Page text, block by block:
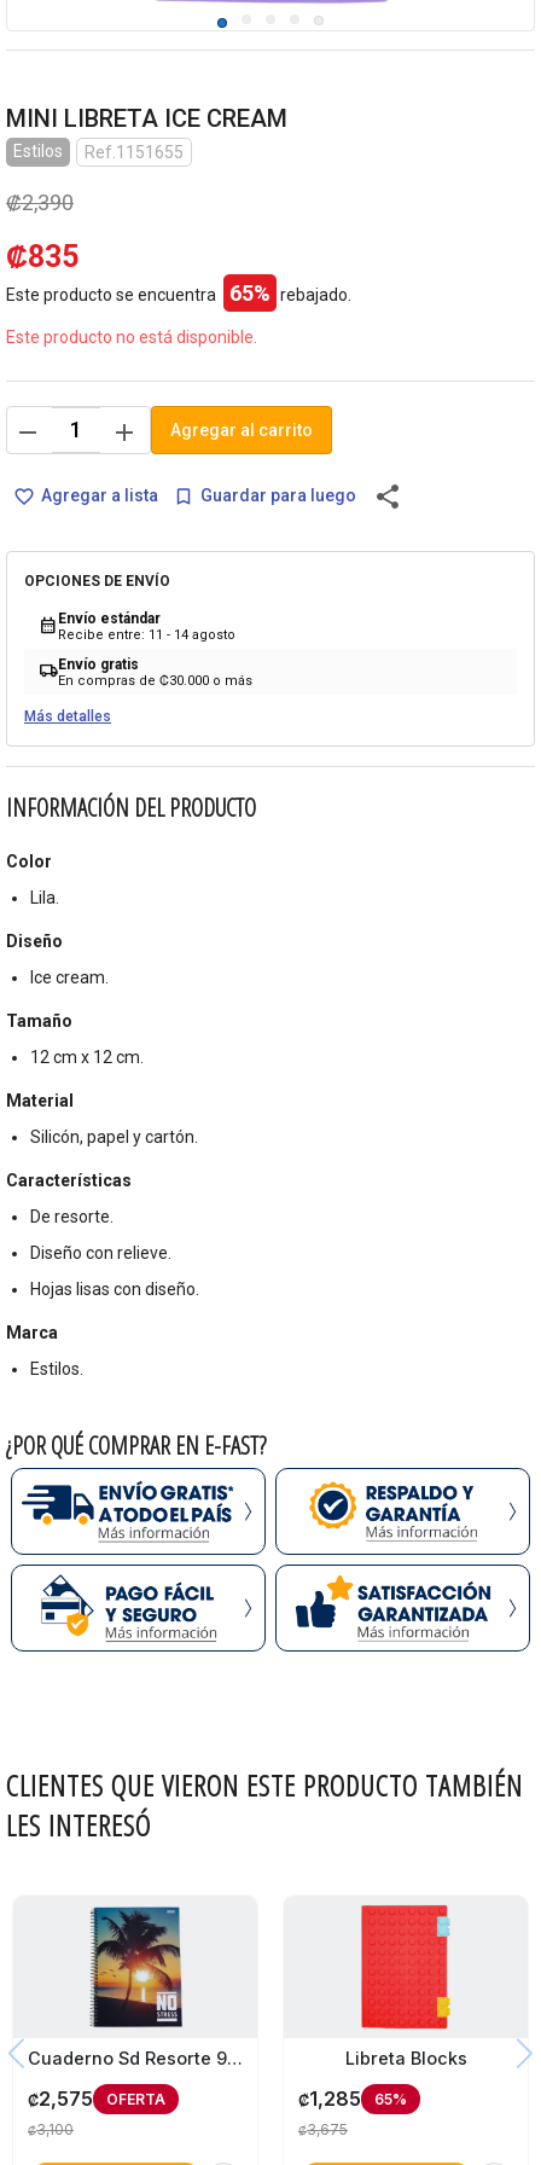
MINI LIBRETA ICE CREAM
Estilos Ref.1151655
₡2,390
₡835
Este producto se encuentra 65% rebajado.
Este producto no está disponible.
remove add Agregar al carrito
favorite_border Agregar a lista bookmark_border Guardar para luego share
OPCIONES DE ENVÍO
calendar_month Envío estándar
Recibe entre: 11 - 14 agosto
local_shippingEnvío gratis
En compras de ₡30.000 o más
Más detalles
INFORMACIÓN DEL PRODUCTO
Color
Lila.
Diseño
Ice cream.
Tamaño
12 cm x 12 cm.
Material
Silicón, papel y cartón.
Características
De resorte.
Diseño con relieve.
Hojas lisas con diseño.
Marca
Estilos.
¿POR QUÉ COMPRAR EN E-FAST?
CLIENTES QUE VIERON ESTE PRODUCTO TAMBIÉN
LES INTERESÓ
Cuaderno Sd Resorte 96 Hojas Tapa Dura
₡2,575 OFERTA
₡3,100
Libreta Blocks
₡1,285 65%
₡3,675